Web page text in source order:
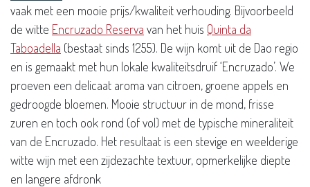
vaak met een mooie prijs/kwaliteit verhouding. Bijvoorbeeld
de witte Encruzado Reserva van het huis Quinta da
Taboadella (bestaat sinds 1255). De wijn komt uit de Dao regio
en is gemaakt met hun lokale kwaliteitsdruif ‘Encruzado’. We
proeven een delicaat aroma van citroen, groene appels en
gedroogde bloemen. Mooie structuur in de mond, frisse
zuren en toch ook rond (of vol) met de typische mineraliteit
van de Encruzado. Het resultaat is een stevige en weelderige
witte wijn met een zijdezachte textuur, opmerkelijke diepte
en langere afdronk